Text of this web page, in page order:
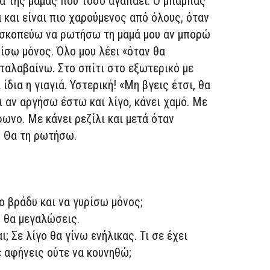
είναι πιο χαρούμενος από όλους, όταν
να ρωτήσω τη μαμά μου αν μπορώ
μόνος. Όλο μου λέει «όταν θα
Στο σπίτι στο εξωτερικό με
η γιαγιά. Υστερική! «Μη βγεις έτσι, θα
αν αργήσω έστω και λίγο, κάνει χαμό. Με
Με κάνει ρεζίλι και μετά όταν
Θα τη ρωτήσω.
και να γυρίσω μόνος;
μεγαλώσεις.
Σε λίγο θα γίνω ενήλικας. Τι σε έχει
ούτε να κουνηθώ;